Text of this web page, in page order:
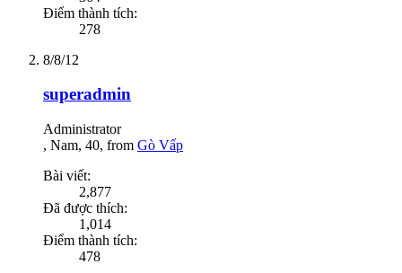
Điểm thành tích:
278
8/8/12
superadmin
Administrator
, Nam, 40, from Gò Vấp
Bài viết:
2,877
Đã được thích:
1,014
Điểm thành tích:
478